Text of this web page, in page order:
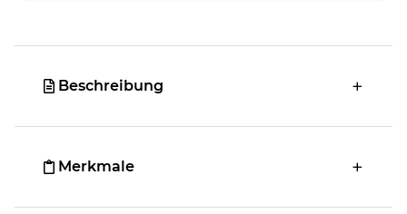
Beschreibung
Merkmale